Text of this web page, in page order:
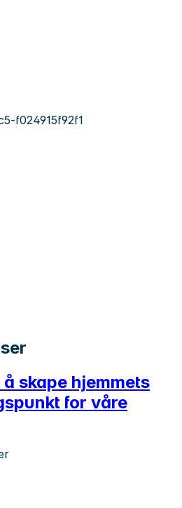
f024915f92f1
skape hjemmets
for våre